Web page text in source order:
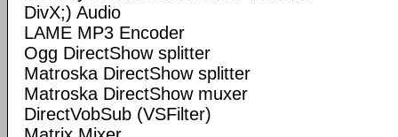
DivX;) Audio
LAME MP3 Encoder
Ogg DirectShow splitter
Matroska DirectShow splitter
Matroska DirectShow muxer
DirectVobSub (VSFilter)